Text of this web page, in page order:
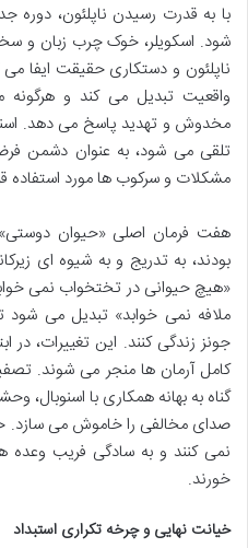
با به قدرت رسیدن ناپلئون، دوره
شود. اسکویلر، خوک چرب زبان و
ناپلئون و دستکاری حقیقت ایفا می
واقعیت تبدیل می کند و
مخدوش و تهدید پاسخ می دهد.
تلقی می شود، به عنوان دشمن
مشکلات و سرکوب ها مورد استفاده
هفت فرمان اصلی «حیوان
بودند، به تدریج و به شیوه ای
«هیچ حیوانی در تختخواب نمی
ملافه نمی خوابد» تبدیل می شود
جونز زندگی کنند. این تغییرات،
کامل آرمان ها منجر می شوند.
گناه به بهانه همکاری با اسنوبال،
صدای مخالفی را خاموش می سازد.
نمی کنند و به سادگی فریب وعده
خورند.
خیانت نهایی و چرخه تکراری استبداد